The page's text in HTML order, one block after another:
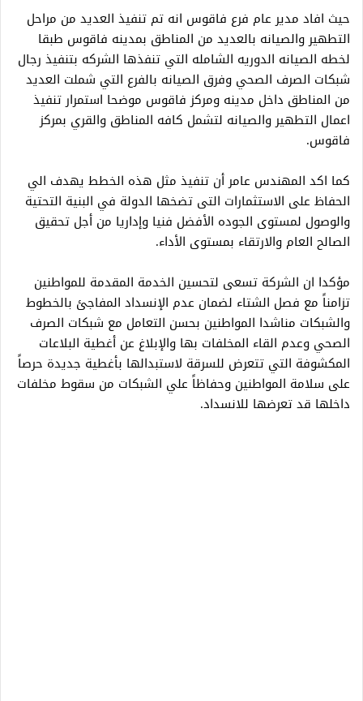
حيث افاد مدير عام فرع فاقوس انه تم تنفيذ العديد من مراحل
التطهير والصيانه بالعديد من المناطق بمدينه فاقوس طبقا
لخطه الصيانه الدوريه الشامله التي تنفذها الشركه بتنفيذ رجال
شبكات الصرف الصحي وفرق الصيانه بالفرع التي شملت العديد
من المناطق داخل مدينه ومركز فاقوس موضحا استمرار تنفيذ
اعمال التطهير والصيانه لتشمل كافه المناطق والقري بمركز
فاقوس.
كما اكد المهندس عامر أن تنفيذ مثل هذه الخطط يهدف الي
الحفاظ على الاستثمارات التى تضخها الدولة في البنية التحتية
والوصول لمستوى الجوده الأفضل فنيا وإداريا من أجل تحقيق
الصالح العام والارتقاء بمستوى الأداء.
مؤكدا ان الشركة تسعى لتحسين الخدمة المقدمة للمواطنين
تزامناً مع فصل الشتاء لضمان عدم الإنسداد المفاجئ بالخطوط
والشبكات مناشدا المواطنين بحسن التعامل مع شبكات الصرف
الصحي وعدم القاء المخلفات بها والإبلاغ عن أغطية البلاعات
المكشوفة التي تتعرض للسرقة لاستبدالها بأغطية جديدة حرصاً
على سلامة المواطنين وحفاظاً علي الشبكات من سقوط مخلفات
داخلها قد تعرضها للانسداد.